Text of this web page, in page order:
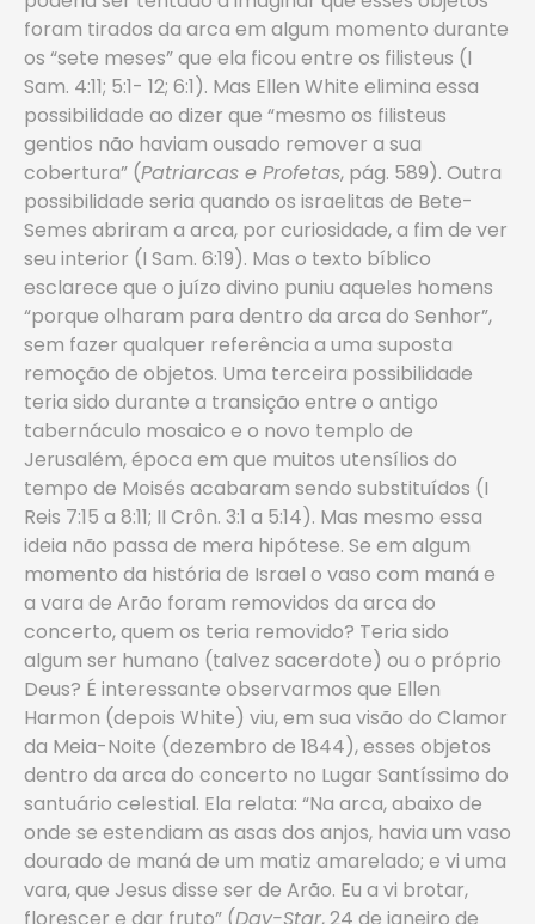
foram tirados da arca em algum momento durante
os “sete meses” que ela ficou entre os filisteus (I
Sam. 4:11; 5:1- 12; 6:1). Mas Ellen White elimina essa
possibilidade ao dizer que “mesmo os filisteus
gentios não haviam ousado remover a sua
cobertura” (Patriarcas e Profetas, pág. 589). Outra
possibilidade seria quando os israelitas de Bete-
Semes abriram a arca, por curiosidade, a fim de ver
seu interior (I Sam. 6:19). Mas o texto bíblico
esclarece que o juízo divino puniu aqueles homens
“porque olharam para dentro da arca do Senhor”,
sem fazer qualquer referência a uma suposta
remoção de objetos. Uma terceira possibilidade
teria sido durante a transição entre o antigo
tabernáculo mosaico e o novo templo de
Jerusalém, época em que muitos utensílios do
tempo de Moisés acabaram sendo substituídos (I
Reis 7:15 a 8:11; II Crôn. 3:1 a 5:14). Mas mesmo essa
ideia não passa de mera hipótese. Se em algum
momento da história de Israel o vaso com maná e
a vara de Arão foram removidos da arca do
concerto, quem os teria removido? Teria sido
algum ser humano (talvez sacerdote) ou o próprio
Deus? É interessante observarmos que Ellen
Harmon (depois White) viu, em sua visão do Clamor
da Meia-Noite (dezembro de 1844), esses objetos
dentro da arca do concerto no Lugar Santíssimo do
santuário celestial. Ela relata: “Na arca, abaixo de
onde se estendiam as asas dos anjos, havia um vaso
dourado de maná de um matiz amarelado; e vi uma
vara, que Jesus disse ser de Arão. Eu a vi brotar,